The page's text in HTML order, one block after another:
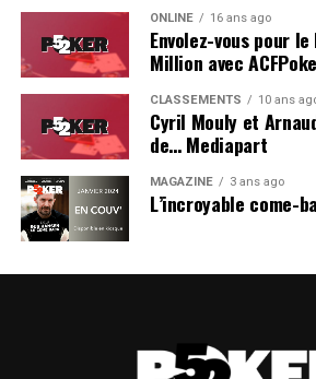
ONLINE 16 ans ago
Envolez-vous pour
Million avec
CLASSEMENTS 10 ans
Cyril Mouly et
de… Mediapart
MAGAZINE 3 ans ago
L’incroyable come-